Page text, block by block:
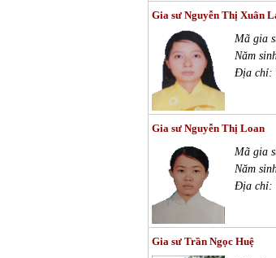
Gia sư Nguyễn Thị Xuân
Mã gia
Năm
Địa chỉ:
Gia sư Nguyễn Thị Loan
Mã gia
Năm
Địa chỉ:
Gia sư Trần Ngọc Huệ